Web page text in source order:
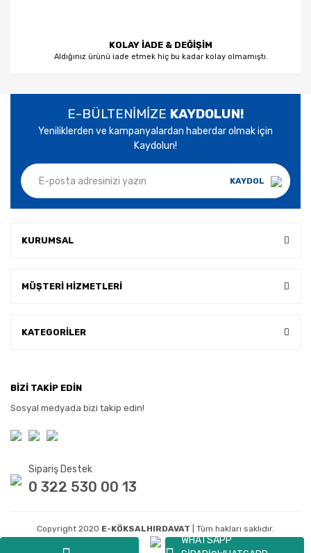
WHATSAPP
KOLAY İADE & DEĞİŞİM
Aldığınız ürünü iade etmek hiç bu kadar kolay olmamıştı.
E-BÜLTENİMİZE KAYDOLUN!
Yeniliklerden ve kampanyalardan haberdar olmak için
Kaydolun!
KAYDOL
KURUMSAL
MÜŞTERİ HİZMETLERİ
KATEGORİLER
BİZİ TAKİP EDİN
Sosyal medyada bizi takip edin!
Sipariş Destek
0 322 530 00 13
Copyright 2020 E-KÖKSALHIRDAVAT | Tüm hakları saklıdır.